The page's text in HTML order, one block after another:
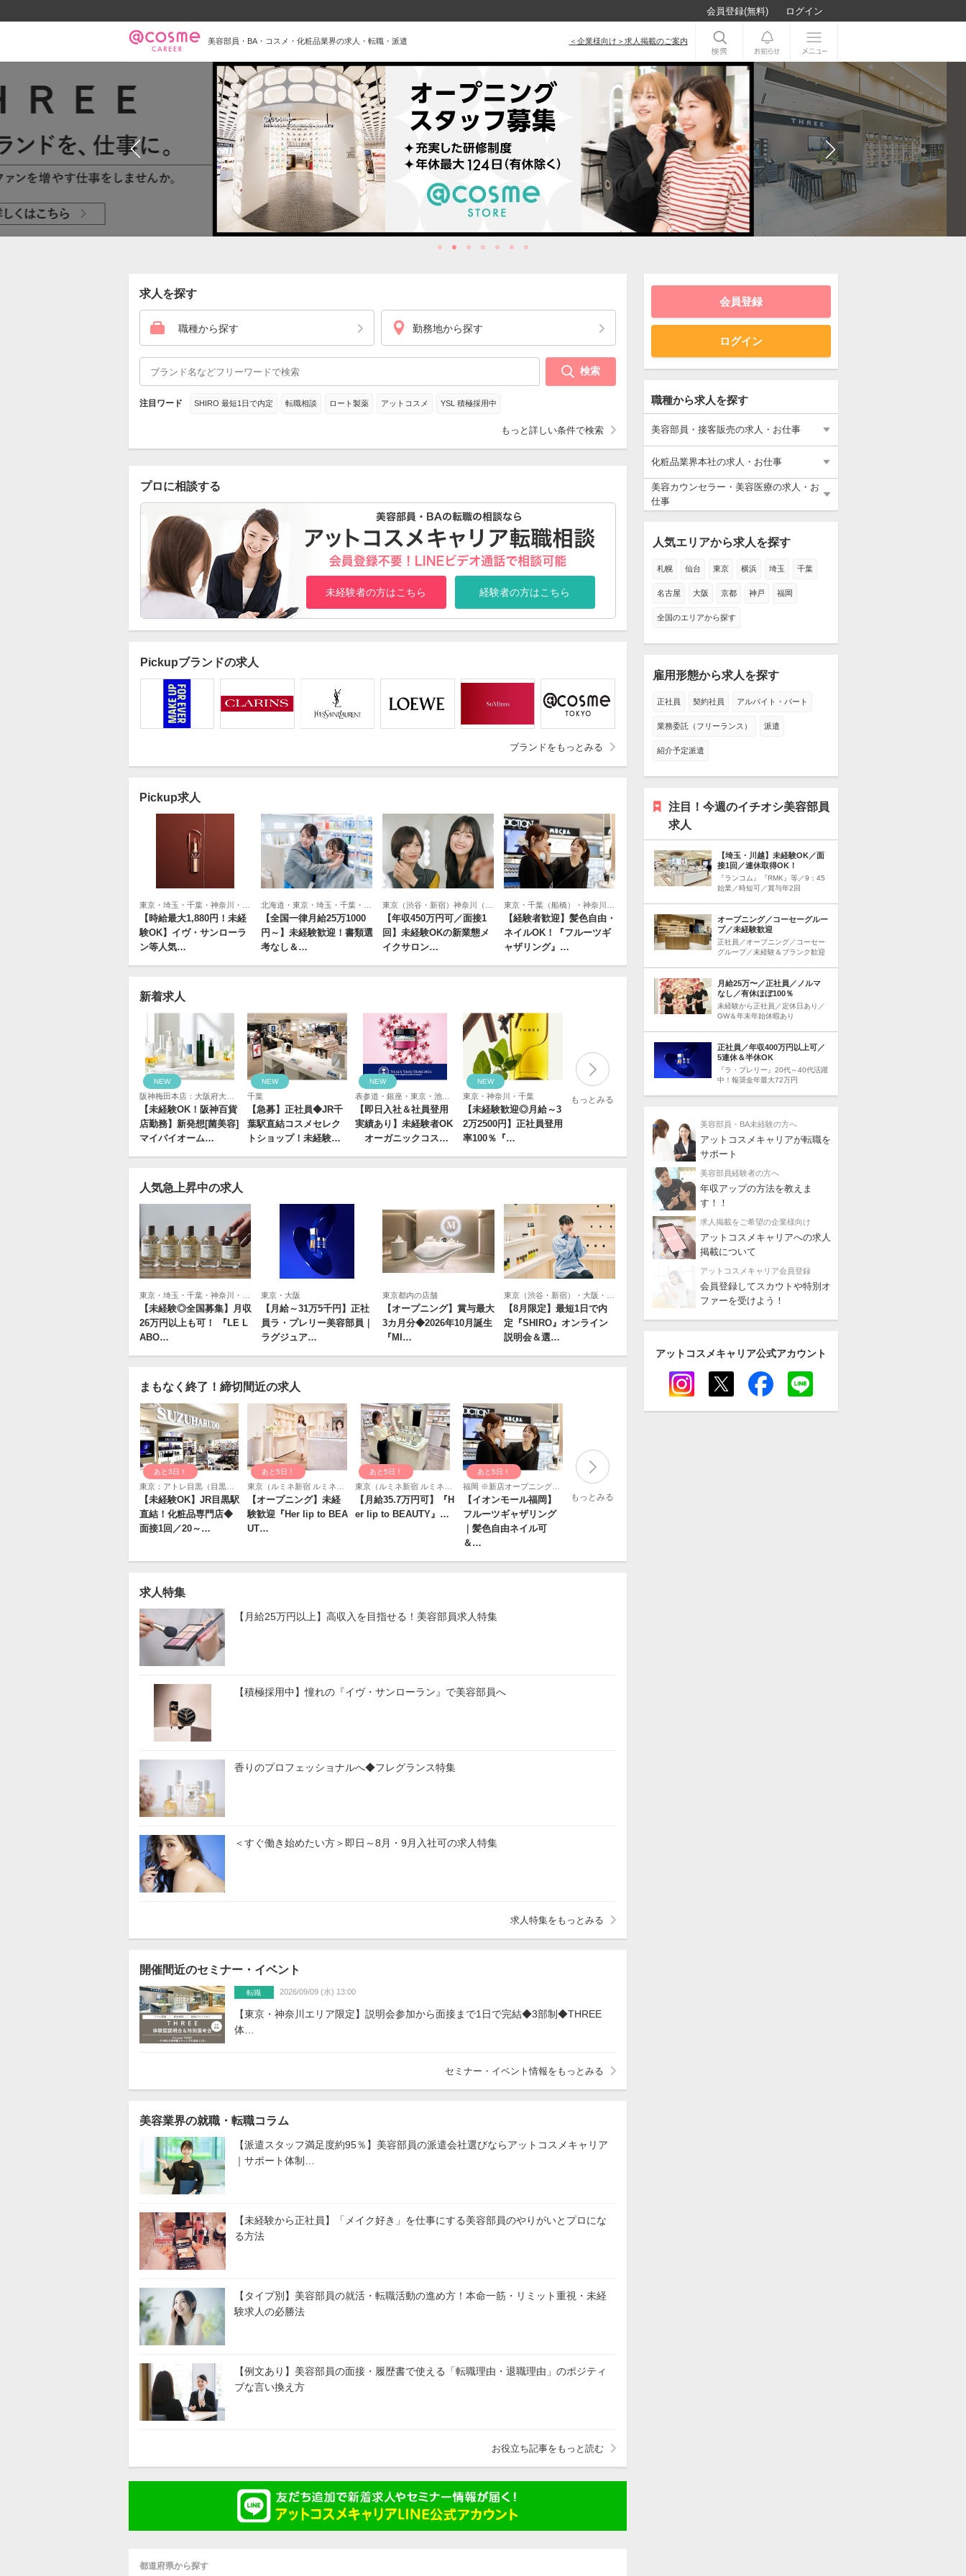
美容部員・接客販売の求人・お仕事
美容部員・接客販売の仕事すべて
美容部員・BA
エステ・エステティシャン
アイリスト
美容師
受付・フロント
化粧品業界本社の求人・お仕事
化粧品業界本社の仕事すべて
一般事務・アシスタント
人事・総務
広報・PR
化粧品業界の営業・スーパーバイザー
通販・ECサイト運営
商品企画・研究開発
美容カウンセラー・美容医療の求人・お仕事
美容カウンセラー・美容医療の仕事すべて
美容カウンセラー
美容医療事務・バックオフィス
北海道・東北
東海・北信越
関西
中国・四国
会員登録(無料) ログイン
美容部員・BA・コスメ・化粧品業界の求人・転職・派遣 ＜企業様向け＞求人掲載のご案内
求人を探す
職種から探す 勤務地から探す
検索
注目ワード SHIRO 最短1日で内定 転職相談 ロート製薬 アットコスメ YSL 積極採用中
もっと詳しい条件で検索
プロに相談する
未経験者の方はこちら 経験者の方はこちら
Pickupブランドの求人
ブランドをもっとみる
Pickup求人
【時給最大1,880円！未経
験OK】イヴ・サンローラ
ン等人気…
【全国一律月給25万1000
円～】未経験歓迎！書類選
考なし＆…
【年収450万円可／面接1
回】未経験OKの新業態メ
イクサロン…
【経験者歓迎】髪色自由・
ネイルOK！『フルーツギ
ャザリング』…
新着求人
NEW
阪神梅田本店：大阪府大阪市北区梅田1丁目13-13 阪神梅田本店3階
【未経験OK！阪神百貨
店勤務】新発想[菌美容]
マイバイオーム…
NEW
千葉
【急募】正社員◆JR千
葉駅直結コスメセレク
トショップ！未経験…
NEW
表参道・銀座・東京・池袋・新宿・渋谷・吉祥寺・立川・横浜・静岡・大阪・京都・広島・福岡・熊本
【即日入社＆社員登用
実績あり】未経験者OK
オーガニックコス…
NEW
東京・神奈川・千葉
【未経験歓迎◎月給～3
2万2500円】正社員登用
率100％『…
もっとみる
人気急上昇中の求人
【未経験◎全国募集】月収
26万円以上も可！ 『LE L
ABO…
東京・大阪
【月給～31万5千円】正社
員ラ・プレリー美容部員｜
ラグジュア…
東京都内の店舗
【オープニング】賞与最大
3カ月分◆2026年10月誕生
『MI…
【8月限定】最短1日で内
定『SHIRO』オンライン
説明会＆選…
まもなく終了！締切間近の求人
あと3日！
東京：アトレ目黒（目黒駅直結）
【未経験OK】JR目黒駅
直結！化粧品専門店◆
面接1回／20～…
あと5日！
【オープニング】未経
験歓迎『Her lip to BEA
UT…
あと5日！
【月給35.7万円可】『H
er lip to BEAUTY』…
あと5日！
福岡 ※新店オープニングスタッフ
【イオンモール福岡】
フルーツギャザリング
｜髪色自由ネイル可
＆…
もっとみる
求人特集
【月給25万円以上】高収入を目指せる！美容部員求人特集
【積極採用中】憧れの『イヴ・サンローラン』で美容部員へ
香りのプロフェッショナルへ◆フレグランス特集
＜すぐ働き始めたい方＞即日～8月・9月入社可の求人特集
求人特集をもっとみる
開催間近のセミナー・イベント
転職 2026/09/09 (水) 13:00
【東京・神奈川エリア限定】説明会参加から面接まで1日で完結◆3部制◆THREE
体…
セミナー・イベント情報をもっとみる
美容業界の就職・転職コラム
【派遣スタッフ満足度約95％】美容部員の派遣会社選びならアットコスメキャリア
｜サポート体制…
【未経験から正社員】「メイク好き」を仕事にする美容部員のやりがいとプロにな
る方法
【タイプ別】美容部員の就活・転職活動の進め方！本命一筋・リミット重視・未経
験求人の必勝法
【例文あり】美容部員の面接・履歴書で使える「転職理由・退職理由」のポジティ
ブな言い換え方
お役立ち記事をもっと読む
都道府県から探す
会員登録
ログイン
職種から求人を探す
美容部員・接客販売の求人・お仕事
化粧品業界本社の求人・お仕事
化粧品業界本社の仕事すべて
一般事務・アシスタント
人事・総務
広報・PR
化粧品業界の営業・スーパーバイザー
通販・ECサイト運営
商品企画・研究開発
美容カウンセラー・美容医療の求人・お
仕事
人気エリアから求人を探す
札幌 仙台 東京 横浜 埼玉 千葉
名古屋 大阪 京都 神戸 福岡
全国のエリアから探す
雇用形態から求人を探す
正社員 契約社員 アルバイト・パート
業務委託（フリーランス） 派遣
紹介予定派遣
注目！今週のイチオシ美容部員
求人
【埼玉・川越】未経験OK／面
接1回／連休取得OK！
『ランコム』『RMK』等／9：45
始業／時短可／賞与年2回
オープニング／コーセーグルー
プ／未経験歓迎
正社員／オープニング／コーセー
グループ／未経験＆ブランク歓迎
月給25万〜／正社員／ノルマ
なし／有休ほぼ100％
未経験から正社員／定休日あり／
GW＆年末年始休暇あり
正社員／年収400万円以上可／
5連休＆半休OK
『ラ・プレリー』20代～40代活躍
中！報奨金年最大72万円
美容部員・BA未経験の方へ
アットコスメキャリアが転職を
サポート
美容部員経験者の方へ
年収アップの方法を教えま
す！！
求人掲載をご希望の企業様向け
アットコスメキャリアへの求人
掲載について
アットコスメキャリア会員登録
会員登録してスカウトや特別オ
ファーを受けよう！
アットコスメキャリア公式アカウント
instagram twitter facebook line